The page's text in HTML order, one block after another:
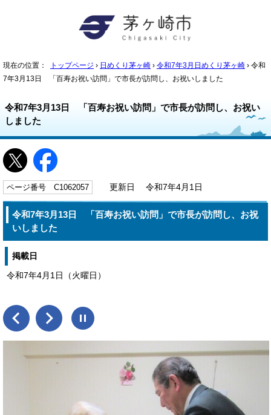
現在の位置： トップページ › 日めくり茅ヶ崎 › 令和7年3月日めくり茅ヶ崎 › 令和
7年3月13日 「百寿お祝い訪問」で市長が訪問し、お祝いしました
令和7年3月13日 「百寿お祝い訪問」で市長が訪問し、お祝い
しました
ページ番号 C1062057 更新日 令和7年4月1日
令和7年3月13日 「百寿お祝い訪問」で市長が訪問し、お祝
いしました
掲載日
令和7年4月1日（火曜日）